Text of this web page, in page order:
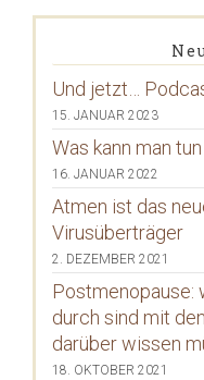
Und jetzt…
15. JANUAR 2023
Was kann man
16. JANUAR 2022
Atmen ist das
Virusüberträger
2. DEZEMBER 2021
Postmenopause:
durch sind mit
darüber wissen
18. OKTOBER 2021